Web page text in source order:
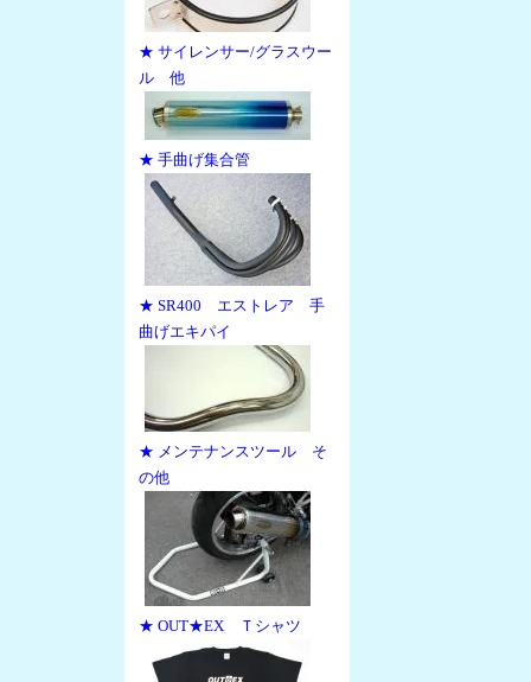
★ サイレンサー/グラスウー
ル 他
★ 手曲げ集合管
★ SR400 エストレア 手
曲げエキパイ
★ メンテナンスツール そ
の他
★ OUT★EX Ｔシャツ